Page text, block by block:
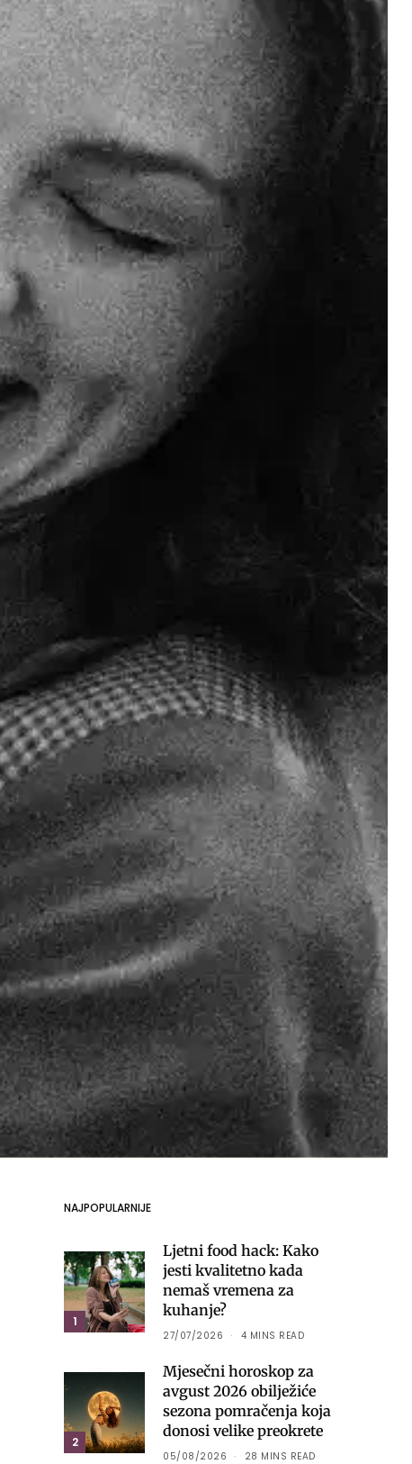
NAJPOPULARNIJE
1
Ljetni food hack: Kako
jesti kvalitetno kada
nemaš vremena za
kuhanje?
27/07/2026 4 MINS READ
2
Mjesečni horoskop za
avgust 2026 obilježiće
sezona pomračenja koja
donosi velike preokrete
05/08/2026 28 MINS READ